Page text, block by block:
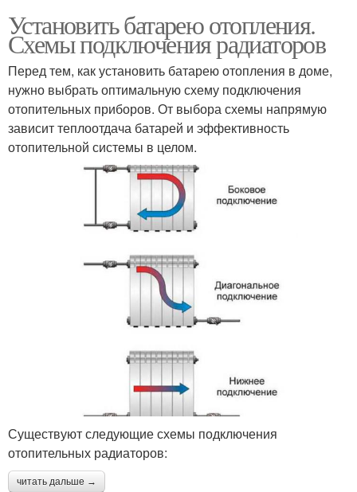
Установить батарею отопления.
Схемы подключения радиаторов
Перед тем, как установить батарею отопления в доме,
нужно выбрать оптимальную схему подключения
отопительных приборов. От выбора схемы напрямую
зависит теплоотдача батарей и эффективность
отопительной системы в целом.
Существуют следующие схемы подключения
отопительных радиаторов:
читать дальше →